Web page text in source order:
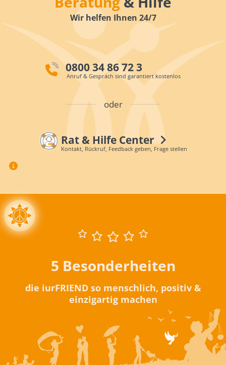
Wir helfen Ihnen 24/7
0800 34 86 72 3
Anruf & Gespräch sind garantiert kostenlos
oder
Rat & Hilfe Center
Kontakt, Rückruf, Feedback geben, Frage stellen
5 Besonderheiten
die iurFRIEND so menschlich, positiv &
einzigartig machen